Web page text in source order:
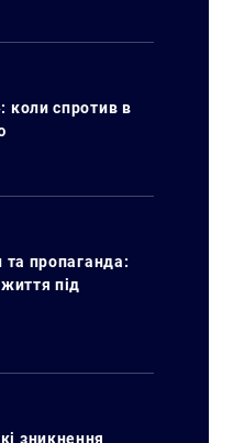
коли спротив в
та пропаганда:
під
зникнення